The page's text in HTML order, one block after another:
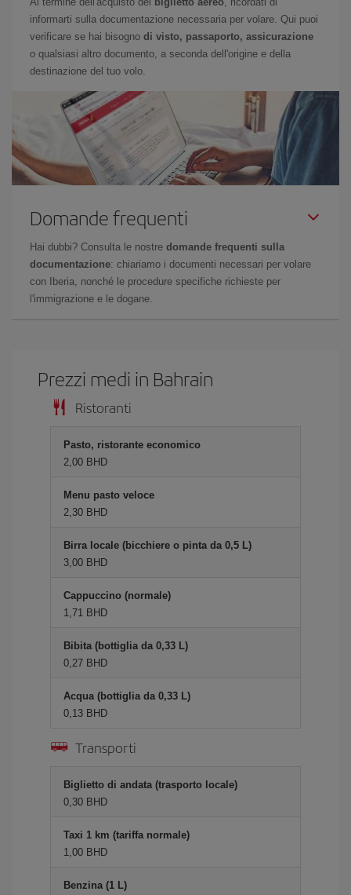
informarti sulla documentazione necessaria per volare. Qui puoi
verificare se hai bisogno di visto, passaporto, assicurazione
o qualsiasi altro documento, a seconda dell'origine e della
destinazione del tuo volo.
Domande frequenti
Hai dubbi? Consulta le nostre domande frequenti sulla
documentazione: chiariamo i documenti necessari per volare
con Iberia, nonché le procedure specifiche richieste per
l'immigrazione e le dogane.
Prezzi medi in Bahrain
Ristoranti
Pasto, ristorante economico
2,00 BHD
Menu pasto veloce
2,30 BHD
Birra locale (bicchiere o pinta da 0,5 L)
3,00 BHD
Cappuccino (normale)
1,71 BHD
Bibita (bottiglia da 0,33 L)
0,27 BHD
Acqua (bottiglia da 0,33 L)
0,13 BHD
Transporti
Biglietto di andata (trasporto locale)
0,30 BHD
Taxi 1 km (tariffa normale)
1,00 BHD
Benzina (1 L)